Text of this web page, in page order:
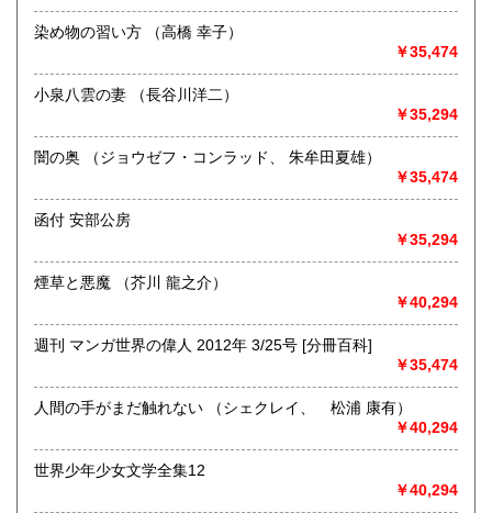
書籍の買取について
取り扱い分野
総記、哲学宗教、歴史、社会科学、自然科学、美術工芸、国
語国文、外国文学、古典籍、近代文献、趣味、外国書、サブ
カルチャー、古書一般（その他）
染め物の習い方 （高橋 幸子）
￥35,474
小泉八雲の妻 （長谷川洋二）
￥35,294
闇の奥 （ジョウゼフ・コンラッド、 朱牟田夏雄）
￥35,474
函付 安部公房
￥35,294
煙草と悪魔 （芥川 龍之介）
￥40,294
週刊 マンガ世界の偉人 2012年 3/25号 [分冊百科]
￥35,474
人間の手がまだ触れない （シェクレイ、 松浦 康有）
￥40,294
世界少年少女文学全集12
￥40,294